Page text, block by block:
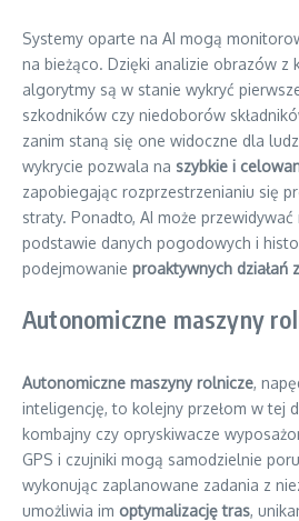
Systemy oparte na AI mogą
na bieżąco. Dzięki analizie obrazów z
algorytmy są w stanie wykryć
szkodników czy niedoborów
zanim staną się one widoczne dla
wykrycie pozwala na szybkie i
zapobiegając rozprzestrzenianiu się
straty. Ponadto, AI może
podstawie danych pogodowych i
podejmowanie proaktywnych działań
Autonomiczne maszyny
Autonomiczne maszyny rolnicze,
inteligencję, to kolejny przełom w tej
kombajny czy opryskiwacze
GPS i czujniki mogą samodzielnie
wykonując zaplanowane zadania z
umożliwia im optymalizację tras,